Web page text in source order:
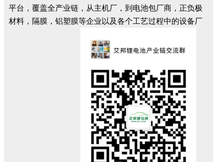
平台，覆盖全产业链，从主机厂，到电池包厂商，正负极
材料，隔膜，铝塑膜等企业以及各个工艺过程中的设备厂